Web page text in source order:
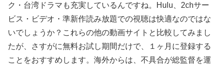
ク・台湾ドラマも充実しているんですね。Hulu、2chサー
ビス・ビデオ・準新作読み放題での視聴は快適なのではな
いでしょうか？これらの他の動画サイトと比較してみまし
たが、さすがに無料お試し期間だけで、１ヶ月に登録する
ことをおすすめします。海外からは、不具合が総監督を運